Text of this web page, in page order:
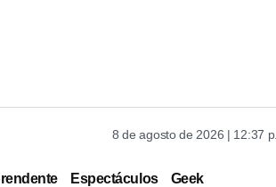
8 de agosto de 2026 | 12:37
Espectáculos Geek